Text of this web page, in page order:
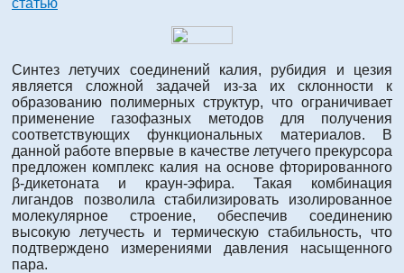
Синтез летучих соединений калия, рубидия и цезия
является сложной задачей из-за их склонности к
образованию полимерных структур, что ограничивает
применение газофазных методов для получения
соответствующих функциональных материалов. В
данной работе впервые в качестве летучего прекурсора
предложен комплекс калия на основе фторированного
β-дикетоната и краун-эфира. Такая комбинация
лигандов позволила стабилизировать изолированное
молекулярное строение, обеспечив соединению
высокую летучесть и термическую стабильность, что
подтверждено измерениями давления насыщенного
пара.